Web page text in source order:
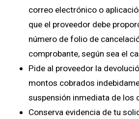
correo electrónico o
que el proveedor debe
número de folio de
comprobante, según sea el
Pide al proveedor la
montos cobrados
suspensión inmediata de los
Conserva evidencia de tu